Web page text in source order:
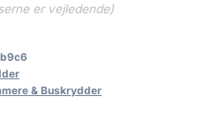
er vejledende)
& Buskrydder